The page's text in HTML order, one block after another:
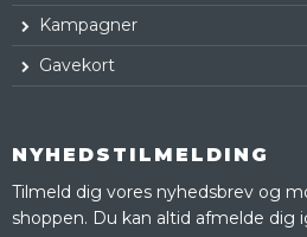
Kampagner
Gavekort
NYHEDSTILMELDING
Tilmeld dig vores nyhedsbrev og
shoppen. Du kan altid afmelde dig